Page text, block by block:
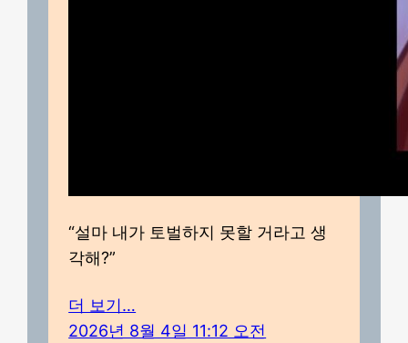
“설마 내가 토벌하지 못할 거라고 생
각해?”
더 보기…
2026년 8월 4일 11:12 오전